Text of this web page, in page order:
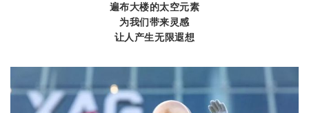
遍布大楼的太空元素
为我们带来灵感
让人产生无限遐想